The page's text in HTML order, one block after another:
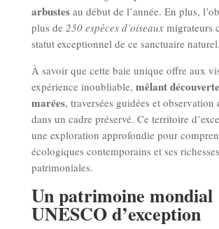
arbustesau début de l’année. En plus,
plus de 250 espèces d’oiseauxmigrateurs
statut exceptionnel de ce sanctuaire naturel.
À savoir que cette baie unique offre aux
expérience inoubliable, mêlant
marées, traversées guidées et observation
dans un cadre préservé. Ce territoire
une exploration approfondie pour
écologiques contemporains et ses richesses
patrimoniales.
Un patrimoine mondial
UNESCO d’exception